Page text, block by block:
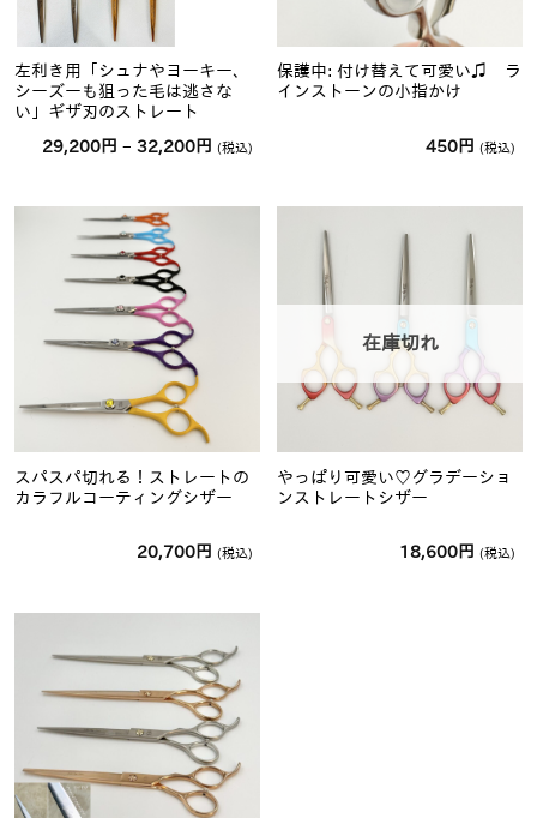
左利き用「シュナやヨーキー、
シーズーも狙った毛は逃さな
い」ギザ刃のストレート
29,200 円 – 32,200 円 価
格
円
(税込)
保護中: 付け替えて可愛い♫ ラ
インストーンの小指かけ
450 円 (税込)
スパスパ切れる！ストレートの
カラフルコーティングシザー
20,700 円 (税込)
在庫切れ
やっぱり可愛い♡グラデーショ
ンストレートシザー
18,600 円 (税込)